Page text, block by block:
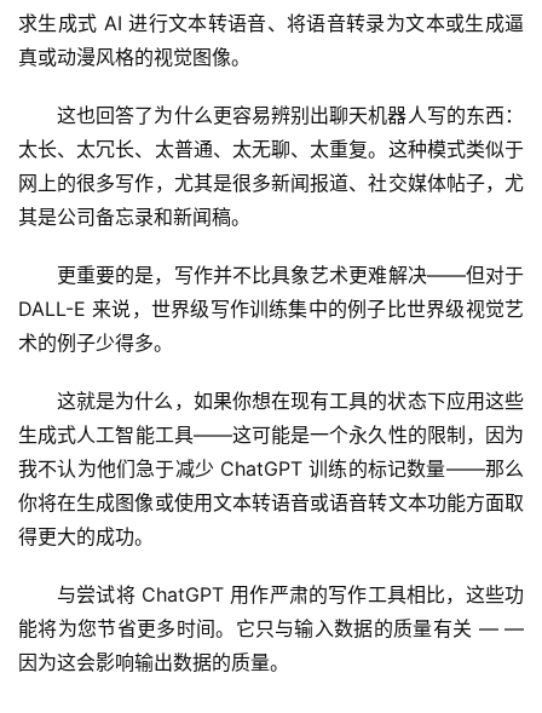
求生成式 AI 进行文本转语音、将语音转录为文本或生成逼
真或动漫风格的视觉图像。
这也回答了为什么更容易辨别出聊天机器人写的东西：
太长、太冗长、太普通、太无聊、太重复。这种模式类似于
网上的很多写作，尤其是很多新闻报道、社交媒体帖子，尤
其是公司备忘录和新闻稿。
更重要的是，写作并不比具象艺术更难解决——但对于
DALL-E 来说，世界级写作训练集中的例子比世界级视觉艺
术的例子少得多。
这就是为什么，如果你想在现有工具的状态下应用这些
生成式人工智能工具——这可能是一个永久性的限制，因为
我不认为他们急于减少 ChatGPT 训练的标记数量——那么
你将在生成图像或使用文本转语音或语音转文本功能方面取
得更大的成功。
与尝试将 ChatGPT 用作严肃的写作工具相比，这些功
能将为您节省更多时间。它只与输入数据的质量有关 — —
因为这会影响输出数据的质量。